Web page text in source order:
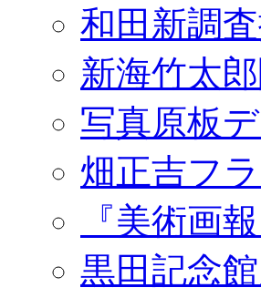
和田新調
新海竹太
写真原板
畑正吉フ
『美術画
黒田記念